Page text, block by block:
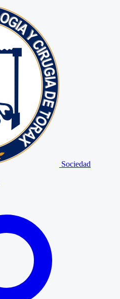
Sociedad